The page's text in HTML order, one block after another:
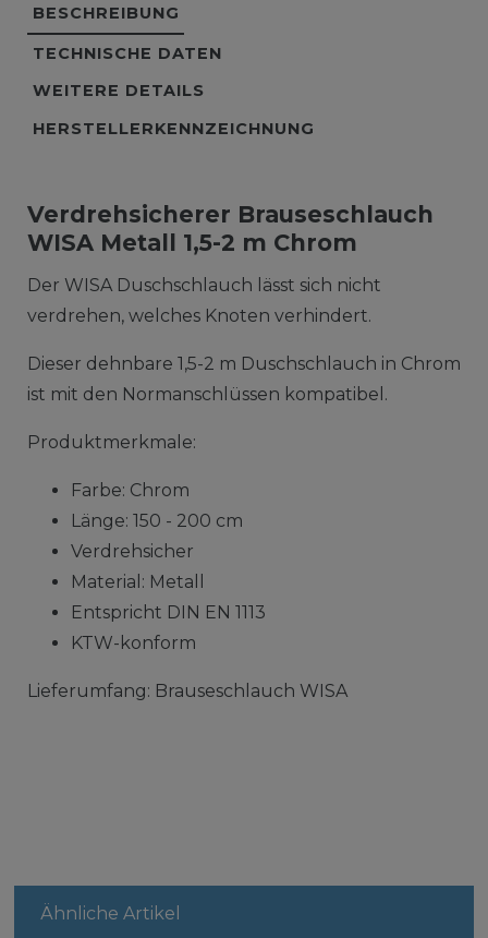
BESCHREIBUNG
TECHNISCHE DATEN
WEITERE DETAILS
HERSTELLERKENNZEICHNUNG
Verdrehsicherer Brauseschlauch
WISA Metall 1,5-2 m Chrom
Der WISA Duschschlauch lässt sich nicht
verdrehen, welches Knoten verhindert.
Dieser dehnbare 1,5-2 m Duschschlauch in Chrom
ist mit den Normanschlüssen kompatibel.
Produktmerkmale:
Farbe: Chrom
Länge: 150 - 200 cm
Verdrehsicher
Material: Metall
Entspricht DIN EN 1113
KTW-konform
Lieferumfang: Brauseschlauch WISA
Ähnliche Artikel